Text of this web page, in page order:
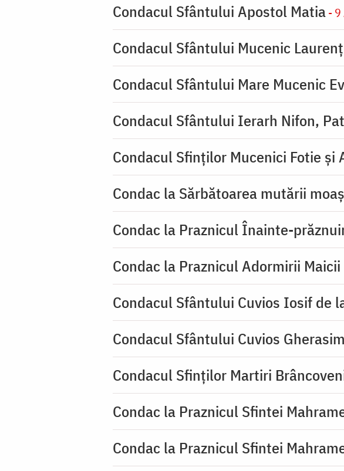
Condacul Sfântului Apostol Matia- 9
Condacul Sfântului Mucenic
Condacul Sfântului Mare Mucenic
Condacul Sfântului Ierarh Nifon,
Condacul Sfinţilor Mucenici Fotie şi
Condac la Sărbătoarea mutării
Condac la Praznicul Înainte-
Condac la Praznicul Adormirii
Condacul Sfântului Cuvios Iosif de
Condacul Sfântului Cuvios
Condacul Sfinților Martiri
Condac la Praznicul Sfintei
Condac la Praznicul Sfintei